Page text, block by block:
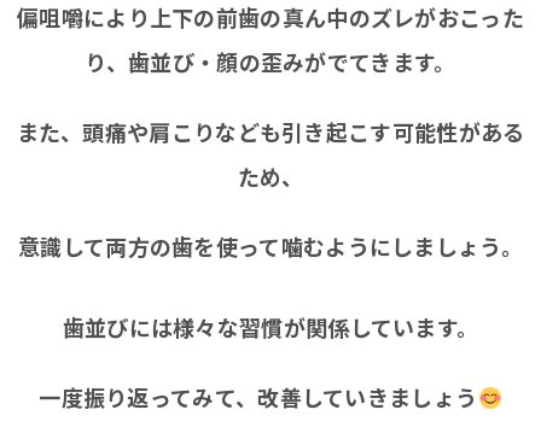
偏咀嚼により上下の前歯の真ん中のズレがおこった
り、歯並び・顔の歪みがでてきます。
また、頭痛や肩こりなども引き起こす可能性がある
ため、
意識して両方の歯を使って噛むようにしましょう。
歯並びには様々な習慣が関係しています。
一度振り返ってみて、改善していきましょう